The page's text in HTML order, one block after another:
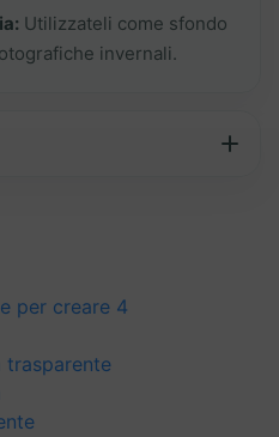
Utilizzateli come sfondo
invernali.
per creare 4
trasparente